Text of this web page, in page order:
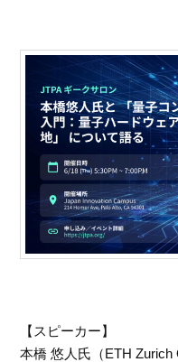
【スピーカー】
本橋 悠人氏（ETH Zurich